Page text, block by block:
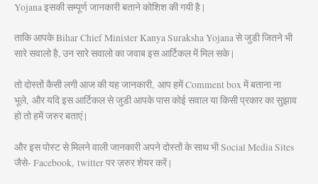
Yojana इसकी सम्पूर्ण जानकारी बताने कोशिश की गयी है |
ताकि आपके Bihar Chief Minister Kanya Suraksha Yojana से जुडी जितने भी
सारे सवालो है, उन सारे सवालो का जवाब इस आर्टिकल में मिल सके |
तो दोस्तों कैसी लगी आज की यह जानकारी, आप हमें Comment box में बताना ना
भूले, और यदि इस आर्टिकल से जुडी आपके पास कोई सवाल या किसी प्रकार का सुझाव
हो तो हमें जरुर बताएं |
और इस पोस्ट से मिलने वाली जानकारी अपने दोस्तों के साथ भी Social Media Sites
जैसे- Facebook, twitter पर ज़रुर शेयर करें |